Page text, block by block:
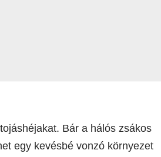
Bár a hálós zsákos
egy kevésbé vonzó környezet